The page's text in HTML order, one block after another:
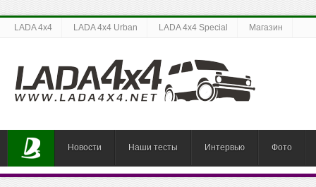
LADA 4x4 LADA 4x4 Urban LADA 4x4 Special Магазин
Новости Наши тесты Интервью Фото